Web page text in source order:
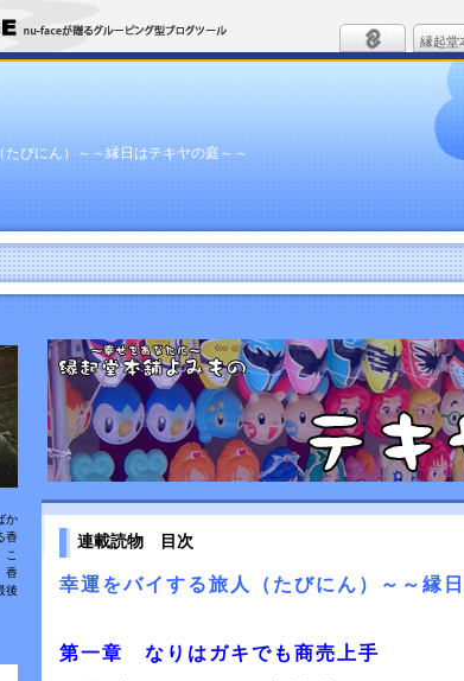
縁起堂
びにん）～～縁日はテキヤの庭～～
連載読物 目次
幸運をバイする旅人（たびにん）～～縁
第一章 なりはガキでも商売上手
か
香
こ
香
後